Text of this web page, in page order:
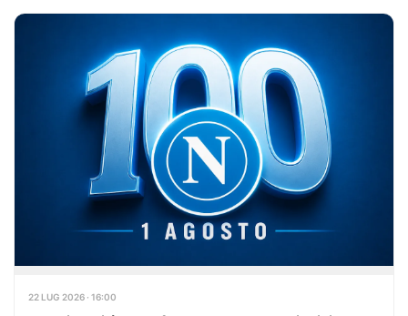
22 LUG 2026 · 16:00